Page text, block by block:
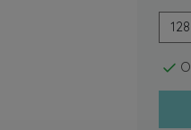
128